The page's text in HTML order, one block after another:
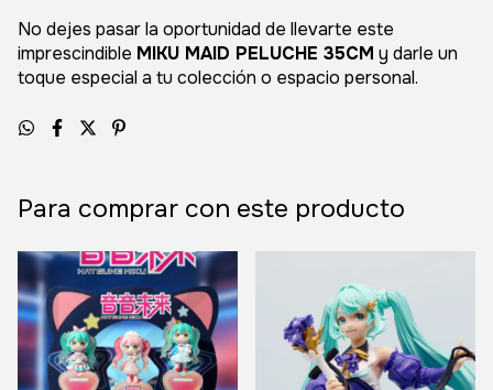
No dejes pasar la oportunidad de llevarte este
imprescindible MIKU MAID PELUCHE 35CM y darle un
toque especial a tu colección o espacio personal.
Para comprar con este producto